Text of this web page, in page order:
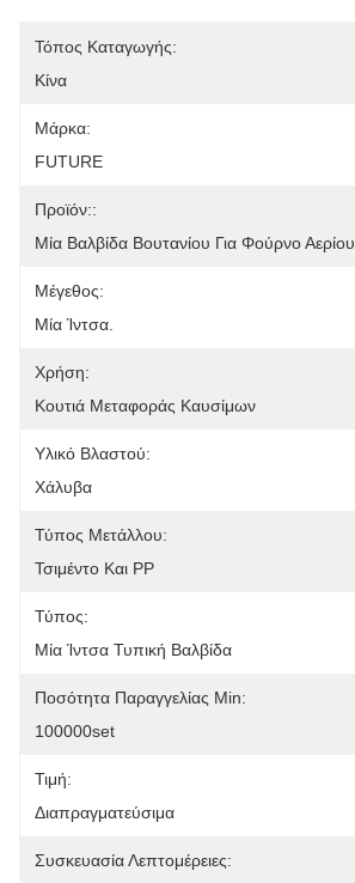
Τόπος Καταγωγής:
Κίνα
Μάρκα:
FUTURE
Προϊόν::
Μία Βαλβίδα Βουτανίου Για Φούρνο Αερίου
Μέγεθος:
Μία Ίντσα.
Χρήση:
Κουτιά Μεταφοράς Καυσίμων
Υλικό Βλαστού:
Χάλυβα
Τύπος Μετάλλου:
Τσιμέντο Και PP
Τύπος:
Μία Ίντσα Τυπική Βαλβίδα
Ποσότητα Παραγγελίας Min:
100000set
Τιμή:
Διαπραγματεύσιμα
Συσκευασία Λεπτομέρειες: